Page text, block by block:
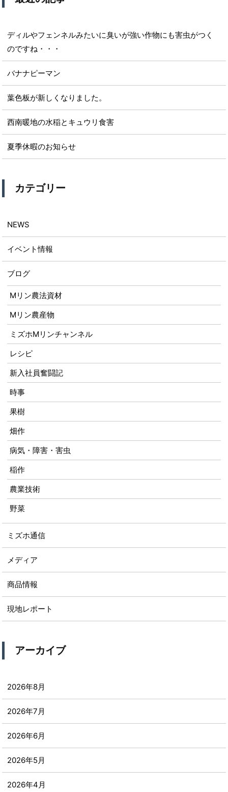
ディルやフェンネルみたいに臭いが強い作物にも害虫がつく
のですね・・・
バナナピーマン
葉色板が新しくなりました。
西南暖地の水稲とキュウリ食害
夏季休暇のお知らせ
カテゴリー
NEWS
イベント情報
ブログ
Mリン農法資材
Mリン農産物
ミズホMリンチャンネル
レシピ
新入社員奮闘記
時事
果樹
畑作
病気・障害・害虫
稲作
農業技術
野菜
ミズホ通信
メディア
商品情報
現地レポート
アーカイブ
2026年8月
2026年7月
2026年6月
2026年5月
2026年4月